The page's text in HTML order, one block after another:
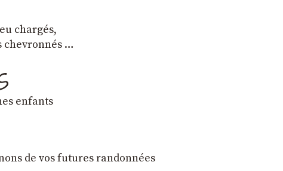
chargés,
chevronnés …
enfants
de vos futures randonnées